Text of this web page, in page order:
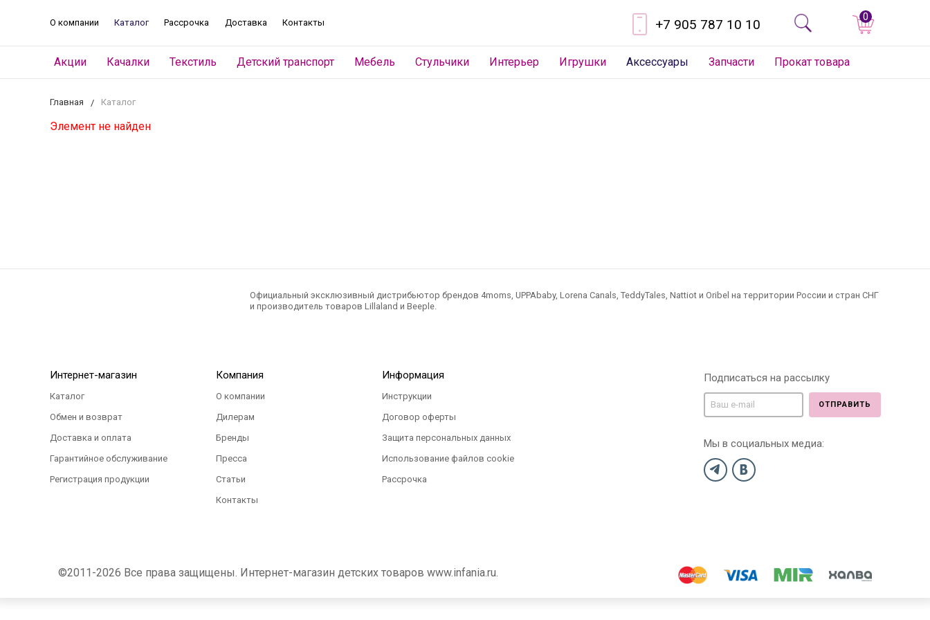
О компании Каталог Рассрочка Доставка Контакты +7 905 787 10 10 0
Акции Качалки Текстиль Детский транспорт Мебель Стульчики Интерьер Игрушки Аксессуары Запчасти Прокат товара
Главная Каталог
Элемент не найден
Официальный эксклюзивный дистрибьютор брендов 4moms, UPPAbaby, Lorena Canals, TeddyTales, Nattiot и Oribel на территории России и стран СНГ
и производитель товаров Lillaland и Beeple.
Интернет-магазин
Каталог
Обмен и возврат
Доставка и оплата
Гарантийное обслуживание
Регистрация продукции
Компания
О компании
Дилерам
Бренды
Пресса
Статьи
Контакты
Информация
Инструкции
Договор оферты
Защита персональных данных
Использование файлов cookie
Рассрочка
Подписаться на рассылку
ОТПРАВИТЬ
Мы в социальных медиа:
©2011-2026 Все права защищены. Интернет-магазин детских товаров www.infania.ru.